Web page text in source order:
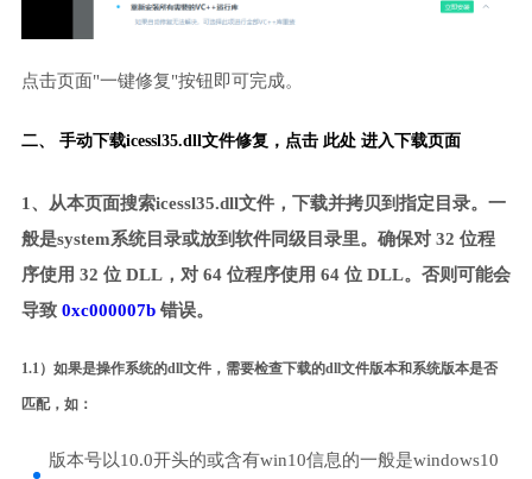
点击页面"一键修复"按钮即可完成。
二、 手动下载icessl35.dll文件修复， 点击 此处 进入下载页面
1、从本页面搜索icessl35.dll文件，下载并拷贝到指定目录。一
般是system系统目录或放到软件同级目录里。确保对 32 位程
序使用 32 位 DLL，对 64 位程序使用 64 位 DLL。否则可能会
导致 0xc000007b错误。
1.1）如果是操作系统的dll文件，需要检查下载的dll文件版本和系统版本是否
匹配，如：
版本号以10.0开头的或含有win10信息的一般是windows10